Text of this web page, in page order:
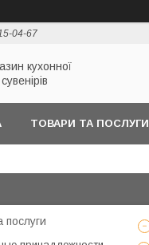
04-67
кухонної
ТОВАРИ ТА ПОСЛУГИ
послуги